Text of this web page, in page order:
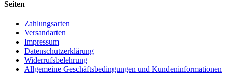
Seiten
Zahlungsarten
Versandarten
Impressum
Datenschutzerklärung
Widerrufsbelehrung
Allgemeine Geschäftsbedingungen und Kundeninformationen